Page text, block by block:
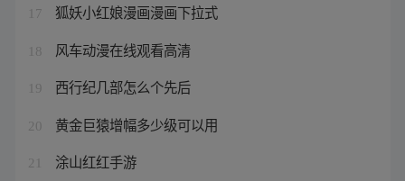
17 狐妖小红娘漫画漫画下拉式
18 风车动漫在线观看高清
19 西行纪几部怎么个先后
20 黄金巨猿增幅多少级可以用
21 涂山红红手游